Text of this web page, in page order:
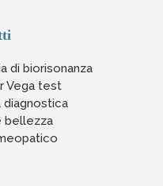
di biorisonanza
Vega test
diagnostica
bellezza